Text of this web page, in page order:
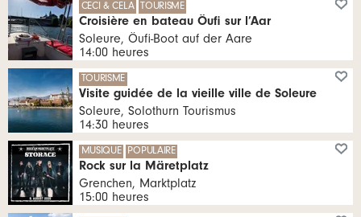
CECI & CELA TOURISME
Croisière en bateau Öufi sur l’Aar
Soleure, Öufi-Boot auf der Aare
14:00 heures
TOURISME
Visite guidée de la vieille ville de Soleure
Soleure, Solothurn Tourismus
14:30 heures
MUSIQUE POPULAIRE
Rock sur la Märetplatz
Grenchen, Marktplatz
15:00 heures